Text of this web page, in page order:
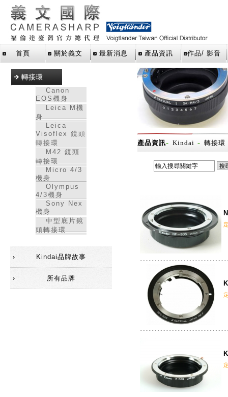
首頁 關於義文 最新消息 產品資訊 作品/ 影音
轉接環
Canon
EOS機身
Leica M機
身
Leica
Visoflex 鏡頭
轉接環
M42 鏡頭
轉接環
Micro 4/3
機身
Olympus
4/3機身
Sony Nex
機身
中型底片鏡
頭轉接環
Kindai品牌故事
所有品牌
產品資訊- Kindai - 轉接環